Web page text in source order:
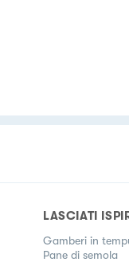
LASCIATI
Gamberi in
Pane di semola